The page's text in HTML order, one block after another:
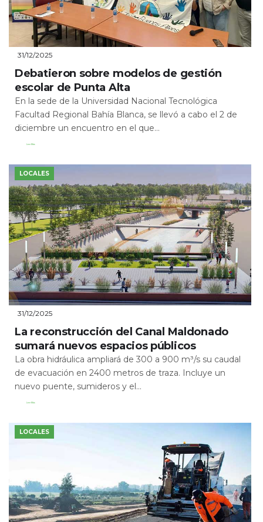
31/12/2025
Debatieron sobre modelos de gestión
escolar de Punta Alta
En la sede de la Universidad Nacional Tecnológica
Facultad Regional Bahía Blanca, se llevó a cabo el 2 de
diciembre un encuentro en el que...
Leer Más
LOCALES
31/12/2025
La reconstrucción del Canal Maldonado
sumará nuevos espacios públicos
La obra hidráulica ampliará de 300 a 900 m³/s su caudal
de evacuación en 2400 metros de traza. Incluye un
nuevo puente, sumideros y el...
Leer Más
LOCALES